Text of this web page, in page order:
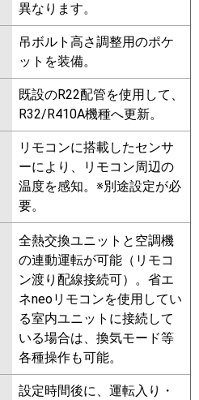
異なります。
吊ボルト高さ調整用のポケ
ットを装備。
既設のR22配管を使用して、
R32/R410A機種へ更新。
リモコンに搭載したセンサ
ーにより、リモコン周辺の
温度を感知。※別途設定が必
要。
全熱交換ユニットと空調機
の連動運転が可能（リモコ
ン渡り配線接続可）。省エ
ネneoリモコンを使用してい
る室内ユニットに接続して
いる場合は、換気モード等
各種操作も可能。
設定時間後に、運転入り・